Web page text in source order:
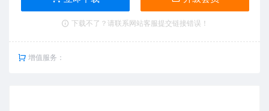
下载不了？请联系网站客服提交链接错误！
增值服务：